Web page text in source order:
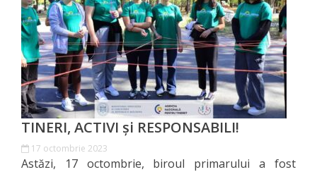
Viceprimarii
Specialist
Relații
cu
Publicul,
Operator
TINERI, ACTIVI și RESPONSABILI!
17 octombrie 2023
Astăzi, 17 octombrie, biroul primarului a fost